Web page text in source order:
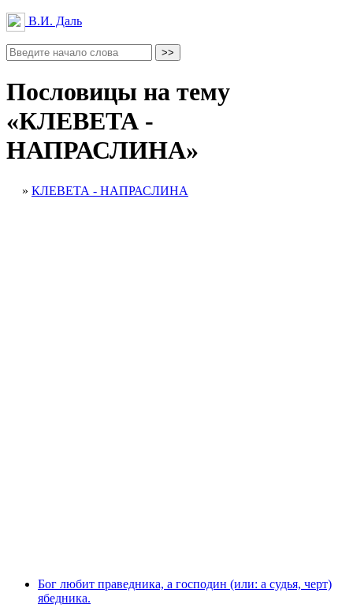
В.И. Даль
Пословицы на тему
«КЛЕВЕТА -
НАПРАСЛИНА»
» КЛЕВЕТА - НАПРАСЛИНА
Бог любит праведника, а господин (или: а судья, черт)
ябедника.